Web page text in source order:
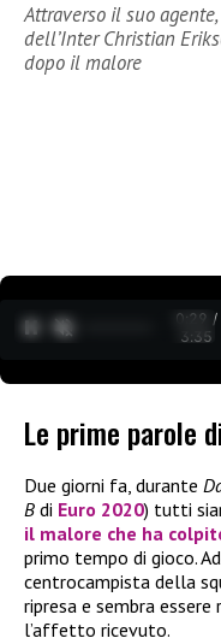
Attraverso il suo
dell’Inter Christian
dopo il malore
0:30 /
3:35
Le prime parole
Due giorni fa, durante
B di Euro 2020) tutti
il malore che ha
primo tempo di gioco.
centrocampista della
ripresa e sembra
l’affetto ricevuto.